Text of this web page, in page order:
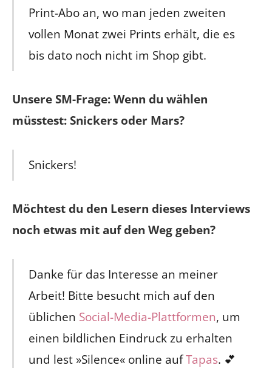
Print-Abo an, wo man jeden zweiten
vollen Monat zwei Prints erhält, die es
bis dato noch nicht im Shop gibt.
Unsere SM-Frage: Wenn du wählen
müsstest: Snickers oder Mars?
Snickers!
Möchtest du den Lesern dieses Interviews
noch etwas mit auf den Weg geben?
Danke für das Interesse an meiner
Arbeit! Bitte besucht mich auf den
üblichen Social-Media-Plattformen, um
einen bildlichen Eindruck zu erhalten
und lest »Silence« online aufTapas. 💕